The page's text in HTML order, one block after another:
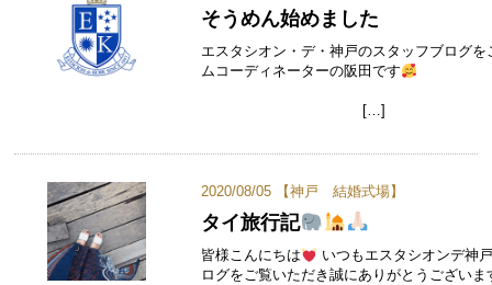
そうめん始めました
エスタシオン・デ・神戸のスタッフブログ
ムコーディネーターの阪田です
[…]
2020/08/05 【神戸 結婚式場】
タイ旅行記
皆様こんにちは
いつもエスタシオンデ神
ログをご覧いただき誠にありがとうございま